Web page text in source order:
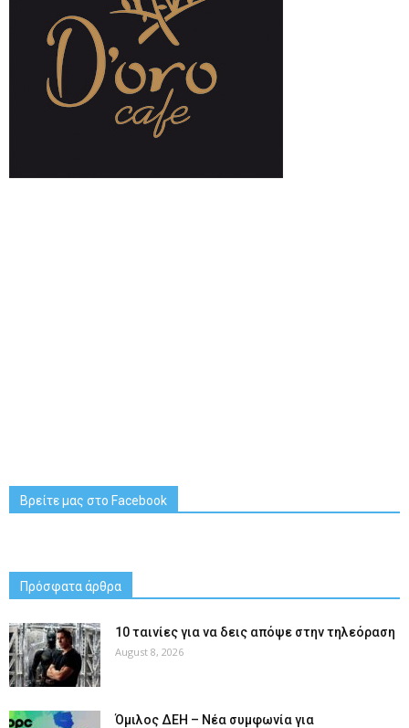
Βρείτε μας στο Facebook
Πρόσφατα άρθρα
10 ταινίες για να δεις απόψε στην τηλεόραση
August 8, 2026
Όμιλος ΔΕΗ – Νέα συμφωνία για